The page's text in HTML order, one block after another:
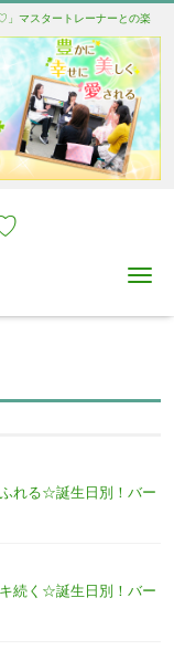
」マスタートレーナーとの楽
れる☆誕生日別！バー
続く☆誕生日別！バー